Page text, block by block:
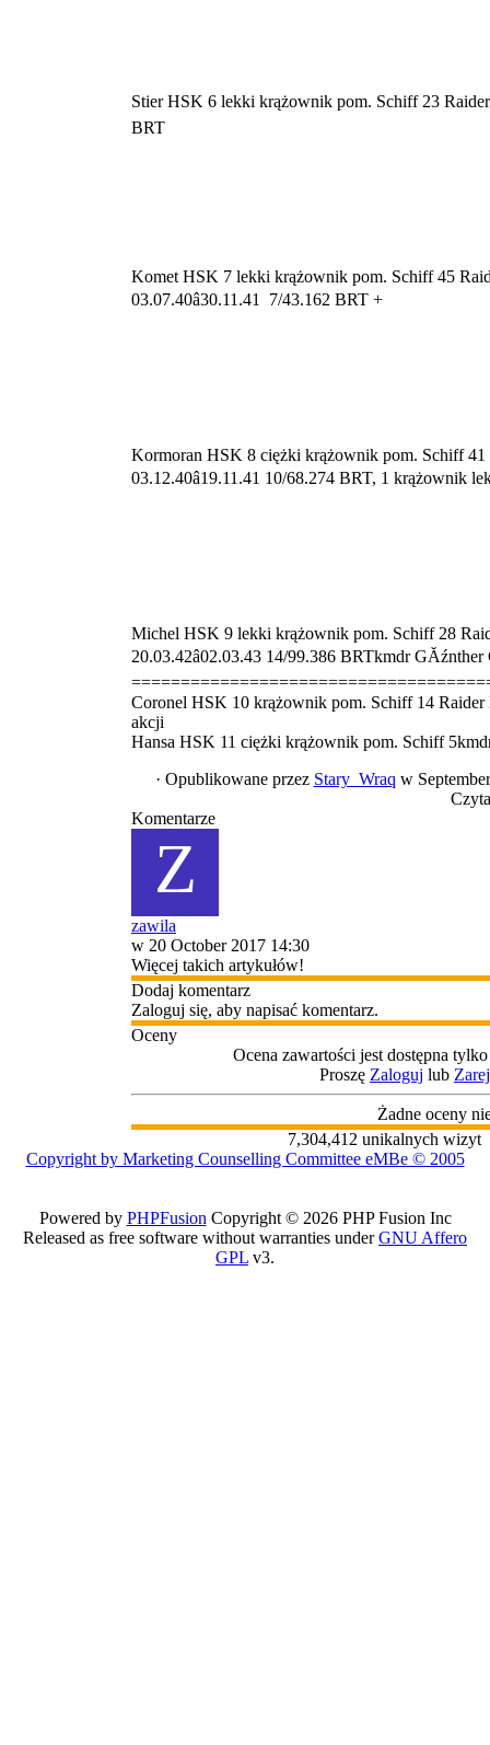
Stier HSK 6 lekki krążownik pom. Schiff 23
BRT
Komet HSK 7 lekki krążownik pom. Schiff 45
03.07.40â30.11.41 7/43.162 BRT +
Kormoran HSK 8 ciężki krążownik pom. Schiff 41
03.12.40â19.11.41 10/68.274 BRT, 1 krążownik
Michel HSK 9 lekki krążownik pom. Schiff 28
20.03.42â02.03.43 14/99.386 BRTkmdr
Coronel HSK 10 krążownik pom. Schiff 14 Raider
akcji
Hansa HSK 11 ciężki krążownik pom. Schiff
· Opublikowane przez Stary_Wraq w
Komentarze
Z
zawila
w 20 October 2017 14:30
Więcej takich artykułów!
Dodaj komentarz
Zaloguj się, aby napisać komentarz.
Oceny
Ocena zawartości jest dostępna
Proszę Zaloguj lub
Żadne oceny
7,304,412 unikalnych wizyt
Copyright by Marketing Counselling Committee eMBe © 2005
Powered by PHPFusion Copyright © 2026 PHP Fusion Inc
Released as free software without warranties underGNU Affero
GPL v3.